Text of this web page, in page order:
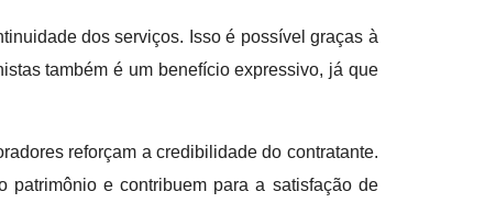
dos serviços. Isso é possível graças à
também é um benefício expressivo, já que
reforçam a credibilidade do contratante.
patrimônio e contribuem para a satisfação de